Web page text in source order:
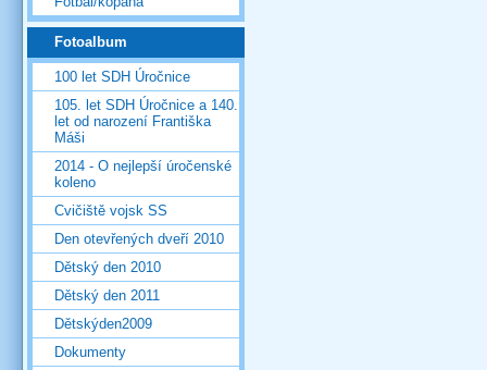
Fotoalbum
100 let SDH Úročnice
105. let SDH Úročnice a 140.
let od narození Františka
Máši
2014 - O nejlepší úročenské
koleno
Cvičiště vojsk SS
Den otevřených dveří 2010
Dětský den 2010
Dětský den 2011
Dětskýden2009
Dokumenty